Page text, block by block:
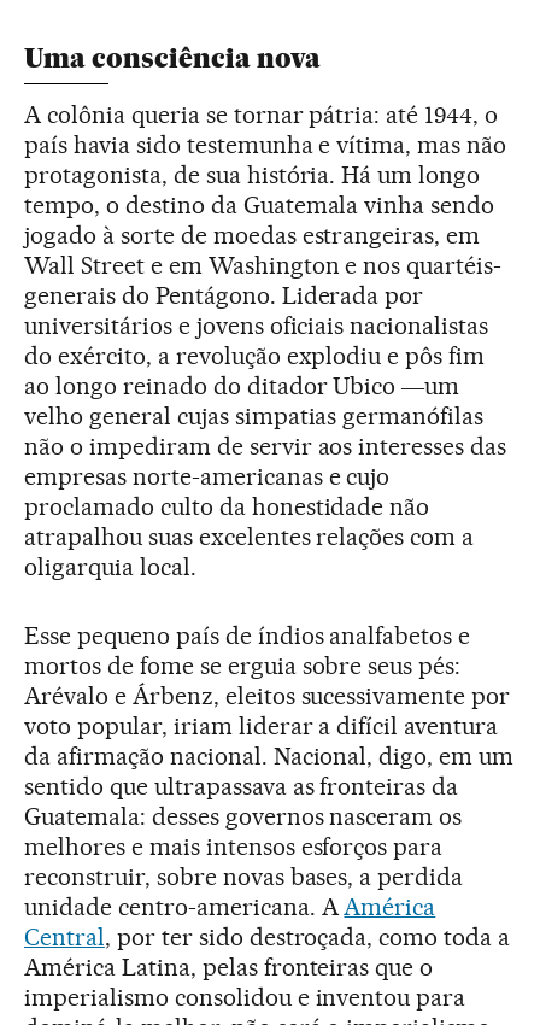
Uma consciência nova
A colônia queria se tornar pátria: até 1944, o
país havia sido testemunha e vítima, mas não
protagonista, de sua história. Há um longo
tempo, o destino da Guatemala vinha sendo
jogado à sorte de moedas estrangeiras, em
Wall Street e em Washington e nos quartéis-
generais do Pentágono. Liderada por
universitários e jovens oficiais nacionalistas
do exército, a revolução explodiu e pôs fim
ao longo reinado do ditador Ubico ―um
velho general cujas simpatias germanófilas
não o impediram de servir aos interesses das
empresas norte-americanas e cujo
proclamado culto da honestidade não
atrapalhou suas excelentes relações com a
oligarquia local.
Esse pequeno país de índios analfabetos e
mortos de fome se erguia sobre seus pés:
Arévalo e Árbenz, eleitos sucessivamente por
voto popular, iriam liderar a difícil aventura
da afirmação nacional. Nacional, digo, em um
sentido que ultrapassava as fronteiras da
Guatemala: desses governos nasceram os
melhores e mais intensos esforços para
reconstruir, sobre novas bases, a perdida
unidade centro-americana. AAmérica
Central, por ter sido destroçada, como toda a
América Latina, pelas fronteiras que o
imperialismo consolidou e inventou para